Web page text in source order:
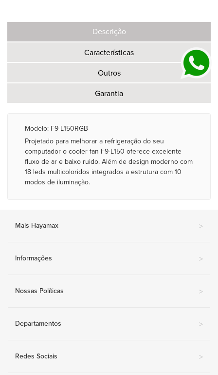
Descrição
Características
Outros
Garantia
Modelo: F9-L150RGB
Projetado para melhorar a refrigeração do seu
computador o cooler fan F9-L150 oferece excelente
fluxo de ar e baixo ruido. Além de design moderno com
18 leds multicoloridos integrados a estrutura com 10
modos de iluminação.
Mais Hayamax >
Informações >
Nossas Políticas >
Departamentos >
Redes Sociais >